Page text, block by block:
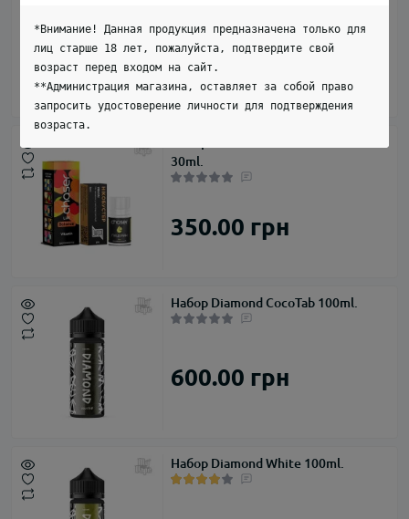
279.00 грн
30ml.
350.00 грн
Набор Diamond CocoTab 100ml.
600.00 грн
Набор Diamond White 100ml.
*Внимание! Данная продукция предназначена только для
лиц старше 18 лет, пожалуйста, подтвердите свой
возраст перед входом на сайт.
**Администрация магазина, оставляет за собой право
запросить удостоверение личности для подтверждения
возраста.